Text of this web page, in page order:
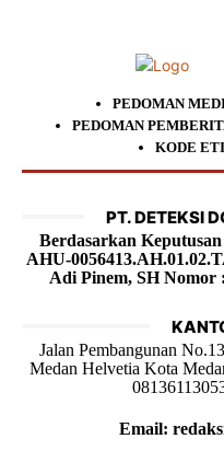
PEDOMAN
PEDOMAN
KODE
PT. DETEKSI
Berdasarkan
AHU-
Adi Pinem, SH Nomor
Jalan Pembangunan
Medan Helvetia Kota
Email: